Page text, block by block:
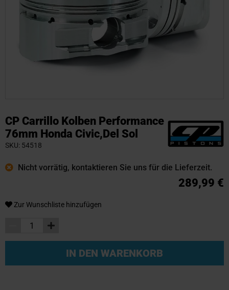
CP Carrillo Kolben Performance
76mm Honda Civic,Del Sol
SKU 54518
Nicht vorrätig, kontaktieren Sie uns für die Lieferzeit.
289,99 €
Zur Wunschliste hinzufügen
IN DEN WARENKORB
Anfang
der
Bildgalerie